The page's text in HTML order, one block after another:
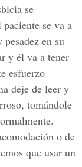
se
se va a
en su
y él va a tener
esfuerzo
deje de leer y
tomándole
o de
que usar un